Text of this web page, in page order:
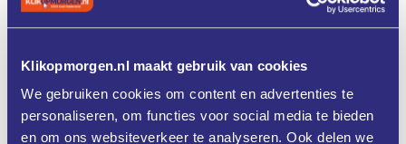
Klikopmorgen.nl maakt gebruik van cookies
We gebruiken cookies om content en advertenties te
personaliseren, om functies voor social media te bieden
en om ons websiteverkeer te analyseren. Ook delen we
Ben je benieuwd of een grensoverstijgend
onderneming? INDUSTR_I4.0 biedt met de
Verkenning Samenwerking Nederland-Duitsland
de mogelijkheid dat de onderzoeken. Daarvoor
is een subsidie van € 1.250 beschikbaar.